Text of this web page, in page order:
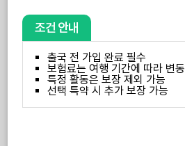
조건 안내
출국 전 가입 완료 필수
보험료는 여행 기간에 따라 변동
특정 활동은 보장 제외 가능
선택 특약 시 추가 보장 가능